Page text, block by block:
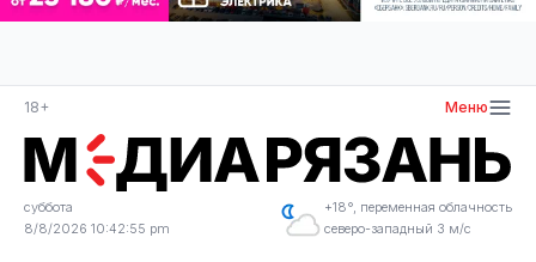
18+ Меню
суббота
8/8/2026 10:42:55 pm
+18°, переменная облачность
северо-западный 3 м/с